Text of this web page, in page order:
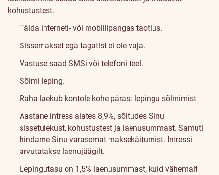
kohustustest.
Täida interneti- või mobiilipangas taotlus.
Sissemakset ega tagatist ei ole vaja.
Vastuse saad SMSi või telefoni teel.
Sõlmi leping.
Raha laekub kontole kohe pärast lepingu sõlmimist.
Aastane intress alates 8,9%, sõltudes Sinu
sissetulekust, kohustustest ja laenusummast. Samuti
hindame Sinu varasemat maksekäitumist. Intressi
arvutatakse laenujäägilt.
Lepingutasu on 1,5% laenusummast, kuid vähemalt